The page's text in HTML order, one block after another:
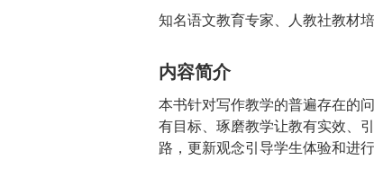
知名语文教育专家、人教社教材
内容简介
本书针对写作教学的普遍存在的
有目标、琢磨教学让教有实效、
路，更新观念引导学生体验和进